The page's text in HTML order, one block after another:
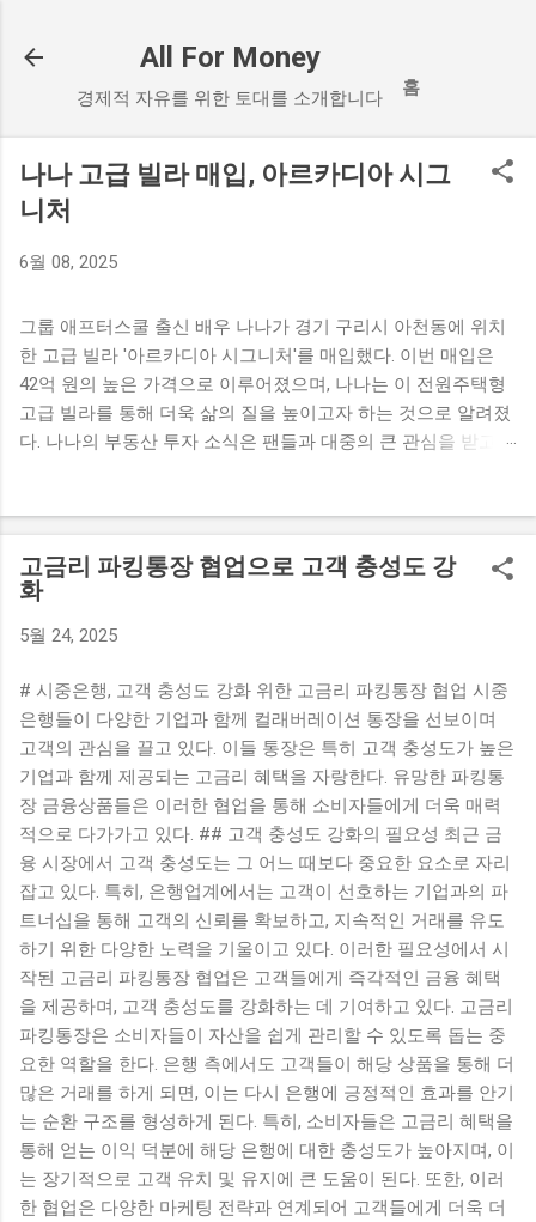
All For Money
경제적 자유를 위한 토대를 소개합니다 홈
나나 고급 빌라 매입, 아르카디아 시그
니처
6월 08, 2025
그룹 애프터스쿨 출신 배우 나나가 경기 구리시 아천동에 위치
한 고급 빌라 '아르카디아 시그니처'를 매입했다. 이번 매입은
42억 원의 높은 가격으로 이루어졌으며, 나나는 이 전원주택형
고급 빌라를 통해 더욱 삶의 질을 높이고자 하는 것으로 알려졌
다. 나나의 부동산 투자 소식은 팬들과 대중의 큰 관심을 받고
있다. 나나의 매입 금액은 무려 42억 원으로, 그녀의 새로운 보
금자리는 기대와 흥미를 자아내고 있다. 배우 나나는 최근 활발
매입은 그녀가 연예계에서 쌓아온 성공의 성과를 보여주는 사
자에 대한 관심은 그녀의 개인적인 재산이나 재정 상태에 대한
궁금증을 불러일으키기도 했다. 한편, 나나는 고급 빌라를 매입
하면서 앞으로의 계획에 대한 이야기도 전했다. 그녀는 이를 통
해 안정된 생활 환경을 원하는 만큼 스스로의 삶을 더욱 풍요롭
게 만드는데 중점을 두고 있다고 전했다. 앞으로 그녀가 어떤 방
식으로 고급 빌라에서의 새 삶을 꾸려나갈지 많은 이들이 주목
하고 있다. 아르카디아 시그니처의 매력 '아르카디아 시그니
처'는 경기 구리시에 위치한 전원주택형 고급 빌라로, 자연과 조
화를 이루는 아름다운 환경 속에 자리잡고 있다. 이 빌라는 탁월
한 디자인과 고급스러운 인테리어로 유명하며, 다양한 편의 시
설을 갖추고 있어 주거 공간으로서의 매력을 높이고 있다. 특히,
이 빌라는 넓은 공간과 개인적인 프라이버시를 중요시하는 모
든 요소를 갖추고 있다. 나나가 선택한 아르카디아 시그니처는
고급스러우면서도 실용적인 면이 결합된 공간으로, 이곳에서의
생활은 그녀에게 편안하고 여유로운 일상을 제공할 것으로 기
대된다. 더불어 ...
고금리 파킹통장 협업으로 고객 충성도 강
화
5월 24, 2025
# 시중은행, 고객 충성도 강화 위한 고금리 파킹통장 협업 시중
은행들이 다양한 기업과 함께 컬래버레이션 통장을 선보이며
고객의 관심을 끌고 있다. 이들 통장은 특히 고객 충성도가 높은
기업과 함께 제공되는 고금리 혜택을 자랑한다. 유망한 파킹통
장 금융상품들은 이러한 협업을 통해 소비자들에게 더욱 매력
적으로 다가가고 있다. ## 고객 충성도 강화의 필요성 최근 금
융 시장에서 고객 충성도는 그 어느 때보다 중요한 요소로 자리
잡고 있다. 특히, 은행업계에서는 고객이 선호하는 기업과의 파
트너십을 통해 고객의 신뢰를 확보하고, 지속적인 거래를 유도
하기 위한 다양한 노력을 기울이고 있다. 이러한 필요성에서 시
작된 고금리 파킹통장 협업은 고객들에게 즉각적인 금융 혜택
을 제공하며, 고객 충성도를 강화하는 데 기여하고 있다. 고금리
파킹통장은 소비자들이 자산을 쉽게 관리할 수 있도록 돕는 중
요한 역할을 한다. 은행 측에서도 고객들이 해당 상품을 통해 더
많은 거래를 하게 되면, 이는 다시 은행에 긍정적인 효과를 안기
는 순환 구조를 형성하게 된다. 특히, 소비자들은 고금리 혜택을
통해 얻는 이익 덕분에 해당 은행에 대한 충성도가 높아지며, 이
는 장기적으로 고객 유치 및 유지에 큰 도움이 된다. 또한, 이러
한 협업은 다양한 마케팅 전략과 연계되어 고객들에게 더욱 더